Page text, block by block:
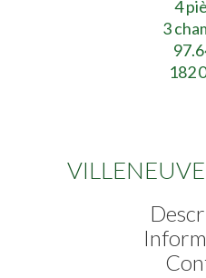
4
3
182